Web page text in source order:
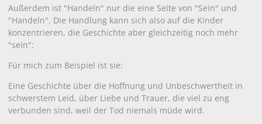
Außerdem ist "Handeln" nur die eine Seite von "Sein" und
"Handeln". Die Handlung kann sich also auf die Kinder
konzentrieren, die Geschichte aber gleichzeitig noch mehr
"sein":
Für mich zum Beispiel ist sie:
Eine Geschichte über die Hoffnung und Unbeschwertheit in
schwerstem Leid, über Liebe und Trauer, die viel zu eng
verbunden sind, weil der Tod niemals müde wird.